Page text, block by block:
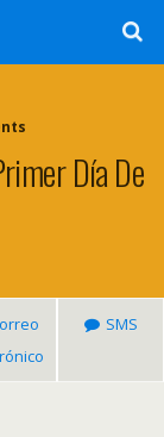
Día De
SMS